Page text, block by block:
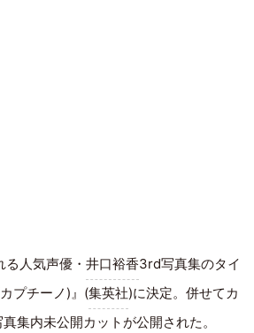
人気声優・ 井口裕香3rd写真集のタイ
プチーノ)』(集英社)に決定。併せてカ
集内未公開カットが公開された。